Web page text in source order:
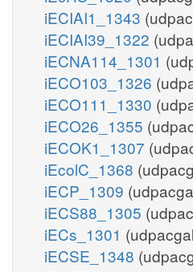
iECIAI1_1343
iECIAI39_1322
iECNA114_1301
iECO103_1326
iECO111_1330
iECO26_1355
iECOK1_1307
iEcolC_1368
iECP_1309
iECS88_1305
iECs_1301
iECSE_1348